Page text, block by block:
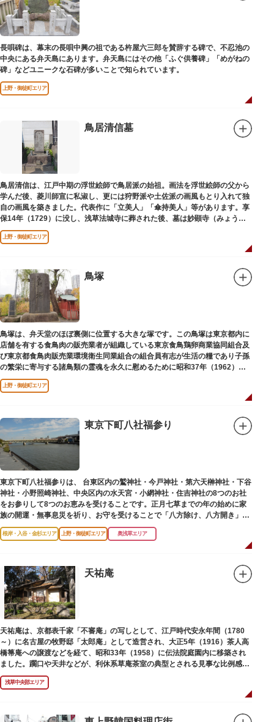
長唄碑は、幕末の長唄中興の祖である杵屋六三郎を賛辞する碑で、不忍池の
中央にある弁天島にあります。弁天島にはその他「ふぐ供養碑」「めがねの
碑」などユニークな石碑が多いことで知られています。
上野・御徒町エリア
鳥居清信墓
鳥居清信は、江戸中期の浮世絵師で鳥居派の始祖。画法を浮世絵師の父から
学んだ後、菱川師宣に私淑し、更には狩野派や土佐派の画風もとり入れて独
自の画風を築きました。代表作に「立美人」「傘持美人」等があります。享
保14年（1729）に没し、浅草法城寺に葬された後、墓は妙顕寺（みょうけ
んじ）に移されました。
上野・御徒町エリア
鳥塚
鳥塚は、弁天堂のほぼ裏側に位置する大きな塚です。この鳥塚は東京都内に
店舗を有する食鳥肉の販売業者が組織している東京食鳥鶏卵商業協同組合及
び東京都食鳥肉販売業環境衛生同業組合の組合員有志が生活の糧であり子孫
の繁栄に寄与する諸鳥類の霊魂を永久に慰めるために昭和37年（1962）に
建立されました。
上野・御徒町エリア
東京下町八社福参り
東京下町八社福参りは、 台東区内の鷲神社・今戸神社・第六天榊神社・下谷
神社・小野照崎神社、中央区内の水天宮・小網神社・住吉神社の8つのお社
をお参りして8つのお恵みを受けることです。正月七草までの年の始めに家
族の開運・無事息災を祈り、お守を受けることで「八方除け、八方開き」に
も通じます。
根岸・入谷・金杉エリア 上野・御徒町エリア 奥浅草エリア
天祐庵
天祐庵は、京都表千家「不審庵」の写しとして、江戸時代安永年間（1780
～）に名古屋の牧野邸「太郎庵」として造営され、大正5年（1916）茶人高
橋箒庵への譲渡などを経て、昭和33年（1958）に伝法院庭園内に移築され
ました。躙口や天井などが、利休系草庵茶室の典型とされる見事な比例感を
醸し出しています。
浅草中央部エリア